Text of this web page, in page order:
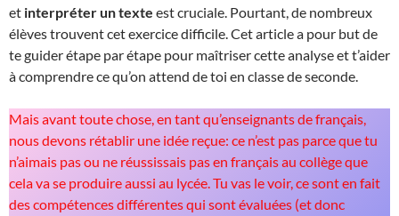
et interpréter un texte est cruciale. Pourtant, de nombreux
élèves trouvent cet exercice difficile. Cet article a pour but de
te guider étape par étape pour maîtriser cette analyse et t’aider
à comprendre ce qu’on attend de toi en classe de seconde.
Mais avant toute chose, en tant qu’enseignants de français,
nous devons rétablir une idée reçue: ce n’est pas parce que tu
n’aimais pas ou ne réussissais pas en français au collège que
cela va se produire aussi au lycée. Tu vas le voir, ce sont en fait
des compétences différentes qui sont évaluées (et donc